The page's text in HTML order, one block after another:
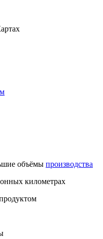
объёмы производства
километрах